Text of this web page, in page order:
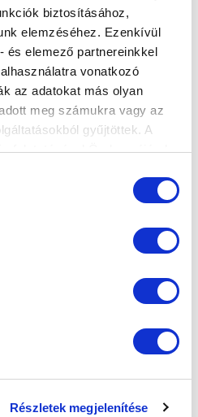
biztosításához,
elemzéséhez. Ezenkívül
és elemező partnereinkkel
vonatkozó
az adatokat más olyan
meg számukra vagy az
gyűjtöttek. A
folytatásával Ön hozzájárul a
Részletek megjelenítése